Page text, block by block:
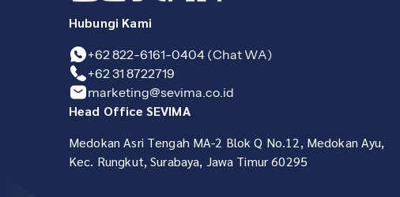
Hubungi Kami
+62 822-6161-0404 (Chat WA)
+62 31 8722719
marketing@sevima.co.id
Head Office SEVIMA
Medokan Asri Tengah MA-2 Blok Q No.12, Medokan Ayu,
Kec. Rungkut, Surabaya, Jawa Timur 60295